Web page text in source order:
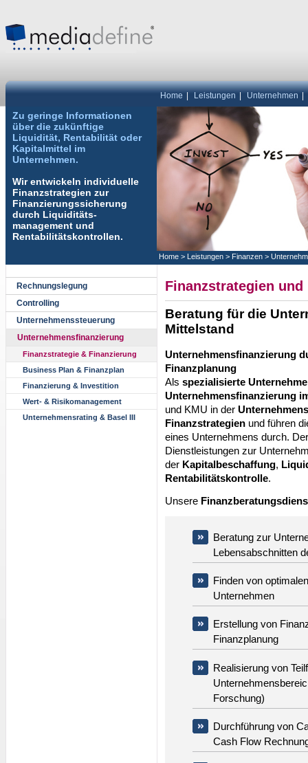
Home Leistungen Unternehmen
Home > Leistungen > Finanzen >
Rechnungslegung
Controlling
Unternehmenssteuerung
Unternehmensfinanzierung
Finanzstrategie & Finanzierung
Business Plan & Finanzplan
Finanzierung & Investition
Wert- & Risikomanagement
Unternehmensrating & Basel III
Zu geringe Informationen
über die zukünftige
Liquidität, Rentabilität oder
Kapitalmittel im
Unternehmen.
Wir entwickeln individuelle
Finanzstrategien zur
Finanzierungssicherung
durch Liquiditäts-
management und
Rentabilitätskontrollen.
Finanzstrategien und
Beratung für die
Mittelstand
Unternehmensfinanzierung
Finanzplanung
Als spezialisierte
Unternehmensfinanzierung
und KMU in der
Finanzstrategien und führen
eines Unternehmens durch.
Dienstleistungen zur
der Kapitalbeschaffung,
Rentabilitätskontrolle.
Unsere
Beratung zur
Lebensabschnitten
Finden von
Unternehmen
Erstellung von
Finanzplanung
Realisierung von
Forschung)
Durchführung von
Cash Flow